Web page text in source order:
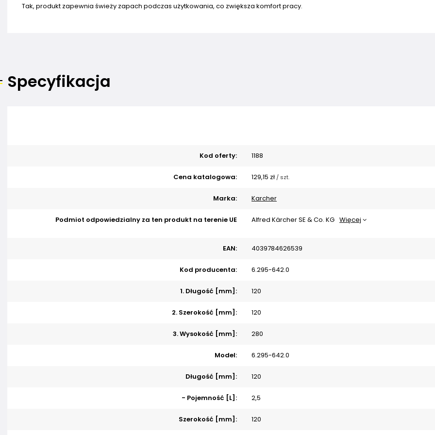
Tak, produkt zapewnia świeży zapach podczas użytkowania, co zwiększa komfort pracy.
Specyfikacja
Kod oferty: 1188
Cena katalogowa: 129,15 zł / szt.
Marka: Karcher
Podmiot odpowiedzialny za ten produkt na terenie UE Alfred Kärcher SE & Co. KG Więcej
EAN: 4039784626539
Kod producenta: 6.295-642.0
1. Długość [mm]: 120
2. Szerokość [mm]: 120
3. Wysokość [mm]: 280
Model: 6.295-642.0
Długość [mm]: 120
- Pojemność [L]: 2,5
Szerokość [mm]: 120